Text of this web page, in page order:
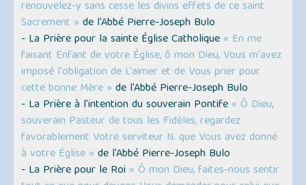
renouvelez-y sans cesse les divins effets de ce saint
Sacrement » de l'Abbé Pierre-Joseph Bulo
- La Prière pour la sainte Église Catholique « En me
faisant Enfant de votre Église, ô mon Dieu, Vous m'avez
imposé l'obligation de L'aimer et de Vous prier pour
cette bonne Mère » de l'Abbé Pierre-Joseph Bulo
- La Prière à l'intention du souverain Pontife « Ô Dieu,
souverain Pasteur de tous les Fidèles, regardez
favorablement Votre serviteur N. que Vous avez donné
à votre Église » de l'Abbé Pierre-Joseph Bulo
- La Prière pour le Roi « Ô mon Dieu, faites-nous sentir